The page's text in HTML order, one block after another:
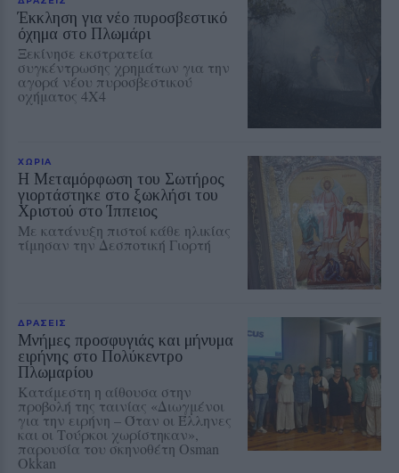
Έκκληση για νέο πυροσβεστικό
όχημα στο Πλωμάρι
Ξεκίνησε εκστρατεία
συγκέντρωσης χρημάτων για την
αγορά νέου πυροσβεστικού
οχήματος 4Χ4
ΧΩΡΙΑ
Η Μεταμόρφωση του Σωτήρος
γιορτάστηκε στο ξωκλήσι του
Χριστού στο Ίππειος
Με κατάνυξη πιστοί κάθε ηλικίας
τίμησαν την Δεσποτική Γιορτή
ΔΡΑΣΕΙΣ
Μνήμες προσφυγιάς και μήνυμα
ειρήνης στο Πολύκεντρο
Πλωμαρίου
Κατάμεστη η αίθουσα στην
προβολή της ταινίας «Διωγμένοι
για την ειρήνη – Όταν οι Έλληνες
και οι Τούρκοι χωρίστηκαν»,
παρουσία του σκηνοθέτη Osman
Okkan